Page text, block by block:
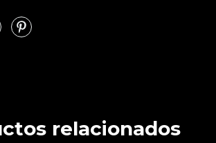
relacionados